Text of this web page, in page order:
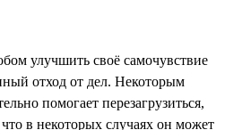
улучшить своё самочувствие
отход от дел. Некоторым
помогает перезагрузиться,
в некоторых случаях он может